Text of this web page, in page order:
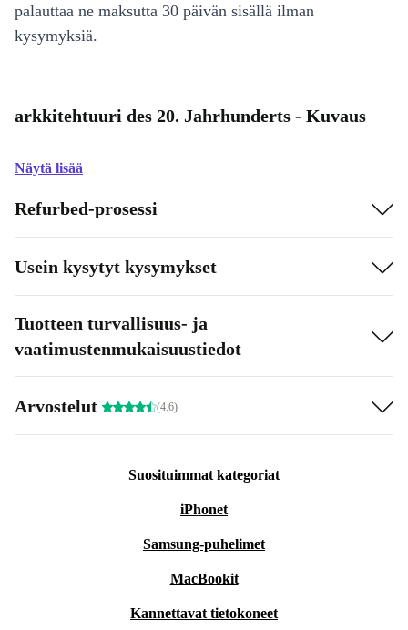
palauttaa ne maksutta 30 päivän sisällä ilman
kysymyksiä.
arkkitehtuuri des 20. Jahrhunderts - Kuvaus
Näytä lisää
Refurbed-prosessi
Usein kysytyt kysymykset
Tuotteen turvallisuus- ja
vaatimustenmukaisuustiedot
Arvostelut (4.6)
Suosituimmat kategoriat
iPhonet
Samsung-puhelimet
MacBookit
Kannettavat tietokoneet